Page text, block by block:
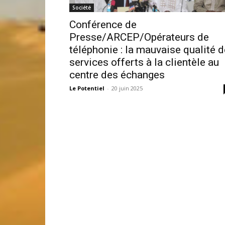
Société
Conférence de
Presse/ARCEP/Opérateurs de
téléphonie : la mauvaise qualité
services offerts à la clientèle au
centre des échanges
Le Potentiel - 20 juin 2025